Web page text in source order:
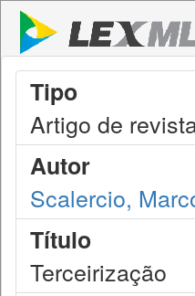
Tipo
Artigo de
Autor
Scalercio,
Título
Terceirização